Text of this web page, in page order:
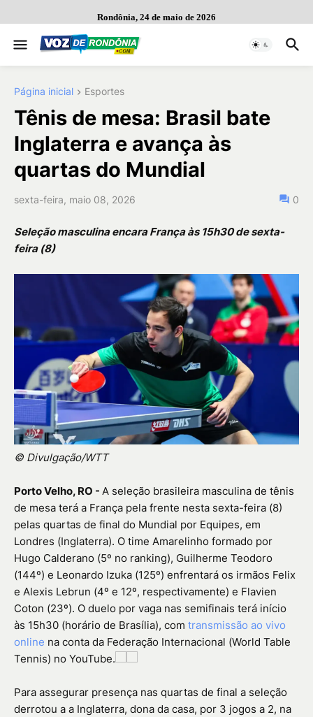
Rondônia, 24 de maio de 2026
Página inicial Esportes
Tênis de mesa: Brasil bate
Inglaterra e avança às
quartas do Mundial
sexta-feira, maio 08, 2026 0
Seleção masculina encara França às 15h30 de sexta-
feira (8)
© Divulgação/WTT
Porto Velho, RO - A seleção brasileira masculina de tênis
de mesa terá a França pela frente nesta sexta-feira (8)
pelas quartas de final do Mundial por Equipes, em
Londres (Inglaterra). O time Amarelinho formado por
Hugo Calderano (5º no ranking), Guilherme Teodoro
(144º) e Leonardo Izuka (125º) enfrentará os irmãos Felix
e Alexis Lebrun (4º e 12º, respectivamente) e Flavien
Coton (23º). O duelo por vaga nas semifinais terá início
às 15h30 (horário de Brasília), com transmissão ao vivo
online na conta da Federação Internacional (World Table
Tennis) no YouTube.
Para assegurar presença nas quartas de final a seleção
derrotou a a Inglaterra, dona da casa, por 3 jogos a 2, na